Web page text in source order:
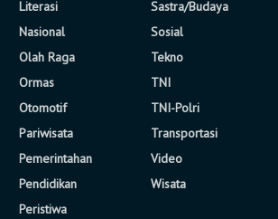
Literasi
Nasional
Olah Raga
Ormas
Otomotif
Pariwisata
Pemerintahan
Pendidikan
Peristiwa
Sastra/Budaya
Sosial
Tekno
TNI
TNI-Polri
Transportasi
Video
Wisata